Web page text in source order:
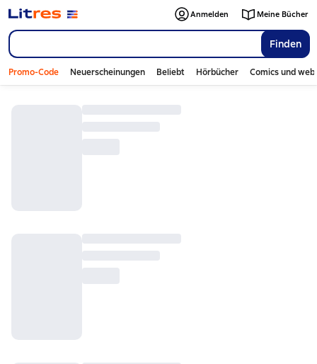
Finden
Anmelden Meine Bücher
Promo-Code Neuerscheinungen Beliebt Hörbücher Comics und